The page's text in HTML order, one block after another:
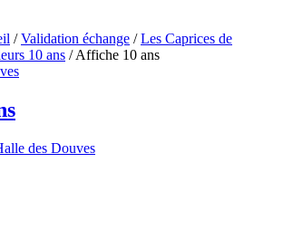
/ Validation échange / Les Caprices de
10 ans / Affiche 10 ans
des Douves